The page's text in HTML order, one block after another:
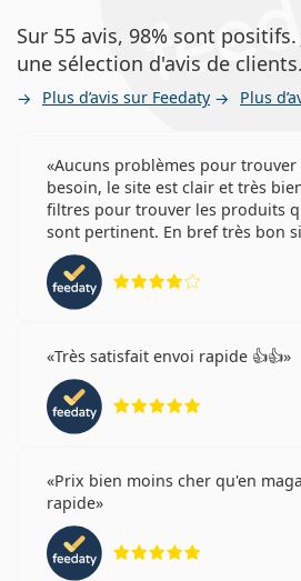
Sur 55 avis, 98% sont
une sélection d'avis de clients.
Plus d’avis sur Feedaty Plus
Aucuns problèmes pour trouver
besoin, le site est clair et très
filtres pour trouver les produits
sont pertinent. En bref très bon
Très satisfait envoi rapide 👍👍
Prix bien moins cher qu'en
rapide